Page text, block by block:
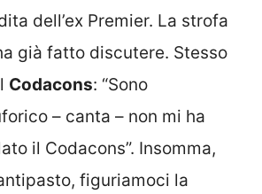
dell’ex Premier. La strofa
già fatto discutere. Stesso
Codacons: “Sono
– canta – non mi ha
il Codacons”. Insomma,
figuriamoci la